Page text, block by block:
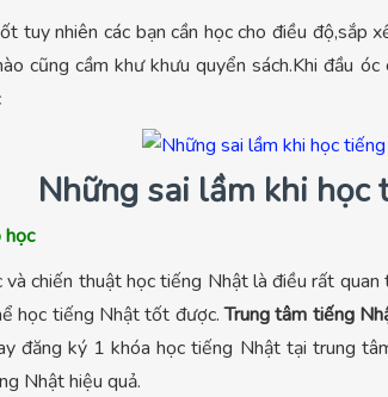
tuy nhiên các bạn cần học cho điều độ,sắp
cũng cầm khư khưu quyển sách.Khi đầu
Những sai lầm khi học
học
chiến thuật học tiếng Nhật là điều rất
học tiếng Nhật tốt được.Trung tâm tiếng
đăng ký 1 khóa học tiếng Nhật tại trung
Nhật hiệu quả.